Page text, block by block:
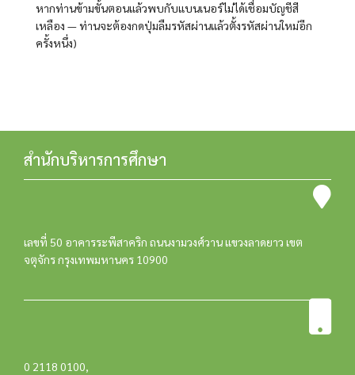
หากท่านข้ามขั้นตอนแล้วพบกับแบนเนอร์ไม่ได้เชื่อมบัญชีสี
เหลือง — ท่านจะต้องกดปุ่มลืมรหัสผ่านแล้วตั้งรหัสผ่านใหม่อีก
ครั้งหนึ่ง)
สำนักบริหารการศึกษา
เลขที่ 50 อาคารระพีสาคริก ถนนงามวงศ์วาน แขวงลาดยาว เขต
จตุจักร กรุงเทพมหานคร 10900
0 2118 0100,